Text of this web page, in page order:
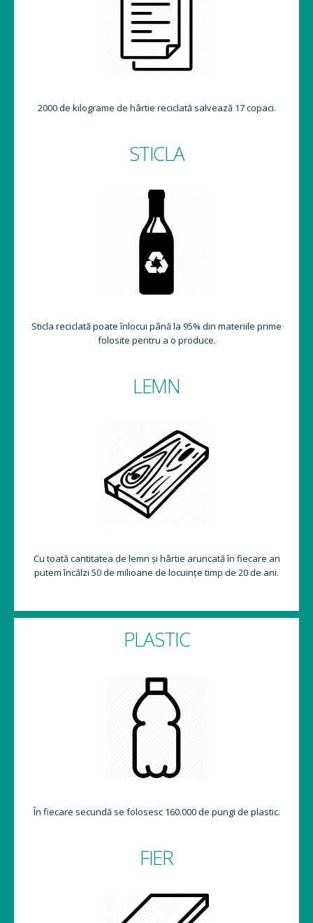
2000 de kilograme de hârtie reciclată salvează 17 copaci.
STICLA
Sticla reciclată poate înlocui până la 95% din materiile prime
folosite pentru a o produce.
LEMN
Cu toată cantitatea de lemn și hârtie aruncată în fiecare an
putem încălzi 50 de milioane de locuințe timp de 20 de ani.
PLASTIC
În fiecare secundă se folosesc 160.000 de pungi de plastic.
FIER